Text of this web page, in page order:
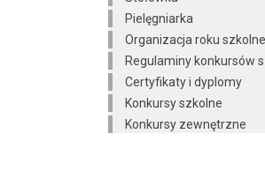
Pielęgniarka
Organizacja roku
Regulaminy konkursów
Certyfikaty i dyplomy
Konkursy szkolne
Konkursy zewnętrzne